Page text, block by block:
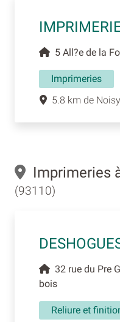
5 All?e de la
Imprimeries
5.8 km de
Imprimeries
(93110)
32 rue du Pre
bois
Reliure et